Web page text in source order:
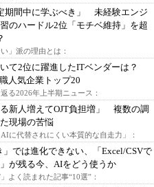
期間中に学ぶべき」 未経験エンジ
のハードル2位「モチベ維持」を超
」派の理由とは：
て2位に躍進したITベンダーは？
人気企業トップ20
る2026年上半期ニュース：
る新人増えてOJT負担増」 複数の調
現場の苦悩
に代替されにくい本質的な自走力」：
」では進化できない、「Excel/CSVで
が残る今、AIをどう使うか
よく読まれた記事“10選”：